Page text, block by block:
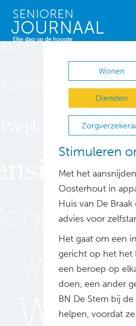
Wonen
Diensten
Stimuleren
Met het
Oosterhout in
Huis van De
advies voor
Het gaat om een
gericht op het het
een beroep op
doen, een ander
BN De Stem bij
helpen, voordat